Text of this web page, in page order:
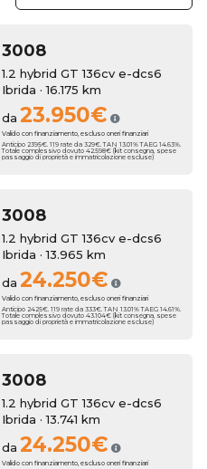
3008
1.2 hybrid GT 136cv e-dcs6
Ibrida · 16.175 km
da 23.950€
Valido con finanziamento, escluso oneri finanziari
Anticipo 2395€. 119 rate da 329€. TAN 13.01% TAEG 14.63%.
Totale complessivo dovuto 42.598€ (kit consegna, spese
passaggio di proprietà e immatricolazione escluse)
3008
1.2 hybrid GT 136cv e-dcs6
Ibrida · 13.965 km
da 24.250€
Valido con finanziamento, escluso oneri finanziari
Anticipo 2425€. 119 rate da 333€. TAN 13.01% TAEG 14.61%.
Totale complessivo dovuto 43.104€ (kit consegna, spese
passaggio di proprietà e immatricolazione escluse)
3008
1.2 hybrid GT 136cv e-dcs6
Ibrida · 13.741 km
da 24.250€
Valido con finanziamento, escluso oneri finanziari